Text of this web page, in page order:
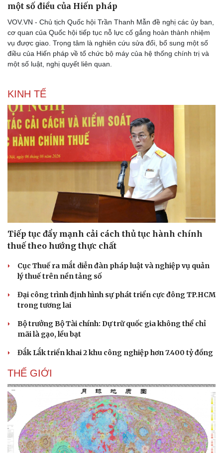
Lịch thi đấu bóng đá
Thế giới thể thao
eSports
Hậu trường
Tư vấn
một số điều của Hiến pháp
VOV.VN - Chủ tịch Quốc hội Trần Thanh Mẫn đề nghị các ủy ban,
cơ quan của Quốc hội tiếp tục nỗ lực cố gắng hoàn thành nhiệm
vụ được giao. Trọng tâm là nghiên cứu sửa đổi, bổ sung một số
điều của Hiến pháp về tổ chức bộ máy của hệ thống chính trị và
một số luật, nghị quyết liên quan.
KINH TẾ
Tiếp tục đẩy mạnh cải cách thủ tục hành chính
thuế theo hướng thực chất
Cục Thuế ra mắt diễn đàn pháp luật và nghiệp vụ quản
lý thuế trên nền tảng số
Đại công trình định hình sự phát triển cực đông TP.HCM
trong tương lai
Bộ trưởng Bộ Tài chính: Dự trữ quốc gia không thể chỉ
mãi là gạo, lều bạt
Đắk Lắk triển khai 2 khu công nghiệp hơn 7.400 tỷ đồng
THẾ GIỚI